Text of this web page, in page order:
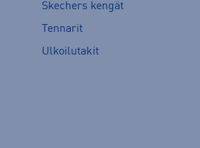
Skechers kengät
Tennarit
Ulkoilutakit